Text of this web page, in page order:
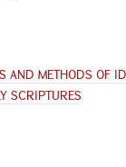
AND METHODS OF
SCRIPTURES